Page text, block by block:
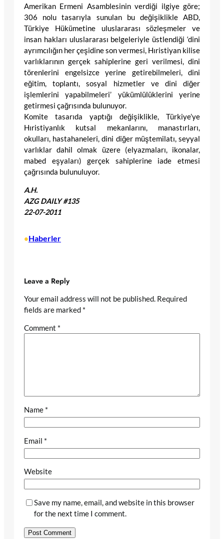
Amerikan Ermeni Asamblesinin verdiği ilgiye göre;
306 nolu tasarıyla sunulan bu değişiklikle ABD,
Türkiye Hükümetine uluslararası sözleşmeler ve
insan hakları uluslararası belgeleriyle üstlendiği ‘dini
ayrımcılığın her çeşidine son vermesi, Hıristiyan kilise
varlıklarının gerçek sahiplerine geri verilmesi, dini
törenlerini engelsizce yerine getirebilmeleri, dini
eğitim, toplantı, sosyal hizmetler ve dini diğer
işlemlerini yapabilmeleri’ yükümlülüklerini yerine
getirmesi çağrısında bulunuyor.
Komite tasarıda yaptığı değişiklikle, Türkiye’ye
Hıristiyanlık kutsal mekanlarını, manastırları,
okulları, hastahaneleri, dini diğer müştemilatı, seyyal
varlıklar dahil olmak üzere (elyazmaları, ikonalar,
mabed eşyaları) gerçek sahiplerine iade etmesi
çağrısında bulunuluyor.
A.H.
AZG DAILY #135
22-07-2011
•Haberler
Leave a Reply
Your email address will not be published. Required
fields are marked *
Comment *
Name *
Email *
Website
Save my name, email, and website in this browser
for the next time I comment.